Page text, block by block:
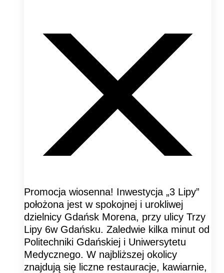
Promocja wiosenna! Inwestycja „3 Lipy”
położona jest w spokojnej i urokliwej
dzielnicy Gdańsk Morena, przy ulicy Trzy
Lipy 6w Gdańsku. Zaledwie kilka minut od
Politechniki Gdańskiej i Uniwersytetu
Medycznego. W najbliższej okolicy
znajdują się liczne restauracje, kawiarnie,